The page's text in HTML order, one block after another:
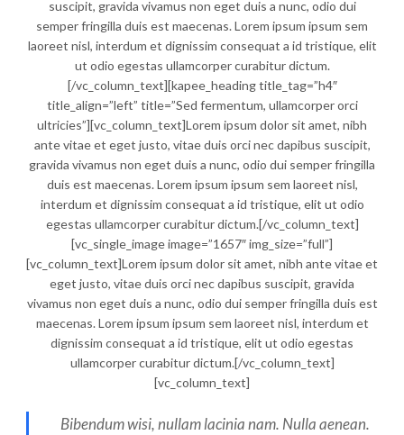
suscipit, gravida vivamus non eget duis a nunc, odio dui
semper fringilla duis est maecenas. Lorem ipsum ipsum sem
laoreet nisl, interdum et dignissim consequat a id tristique, elit
ut odio egestas ullamcorper curabitur dictum.
[/vc_column_text][kapee_heading title_tag=”h4″
title_align=”left” title=”Sed fermentum, ullamcorper orci
ultricies”][vc_column_text]Lorem ipsum dolor sit amet, nibh
ante vitae et eget justo, vitae duis orci nec dapibus suscipit,
gravida vivamus non eget duis a nunc, odio dui semper fringilla
duis est maecenas. Lorem ipsum ipsum sem laoreet nisl,
interdum et dignissim consequat a id tristique, elit ut odio
egestas ullamcorper curabitur dictum.[/vc_column_text]
[vc_single_image image=”1657″ img_size=”full”]
[vc_column_text]Lorem ipsum dolor sit amet, nibh ante vitae et
eget justo, vitae duis orci nec dapibus suscipit, gravida
vivamus non eget duis a nunc, odio dui semper fringilla duis est
maecenas. Lorem ipsum ipsum sem laoreet nisl, interdum et
dignissim consequat a id tristique, elit ut odio egestas
ullamcorper curabitur dictum.[/vc_column_text]
[vc_column_text]
Bibendum wisi, nullam lacinia nam. Nulla aenean.